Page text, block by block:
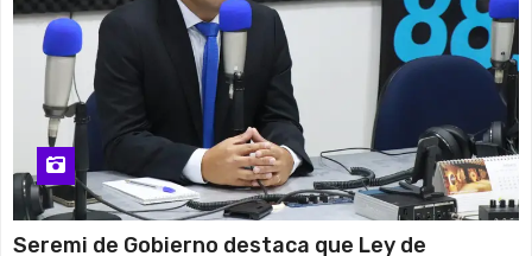
Seremi de Gobierno destaca que Ley de